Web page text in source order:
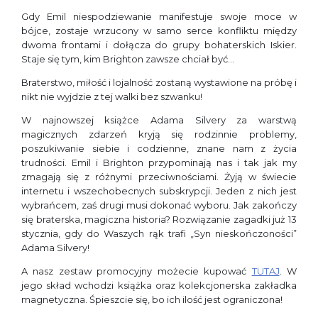
Gdy Emil niespodziewanie manifestuje swoje moce w
bójce, zostaje wrzucony w samo serce konfliktu między
dwoma frontami i dołącza do grupy bohaterskich Iskier.
Staje się tym, kim Brighton zawsze chciał być…
Braterstwo, miłość i lojalność zostaną wystawione na próbę i
nikt nie wyjdzie z tej walki bez szwanku!
W najnowszej książce Adama Silvery za warstwą
magicznych zdarzeń kryją się rodzinnie problemy,
poszukiwanie siebie i codzienne, znane nam z życia
trudności. Emil i Brighton przypominają nas i tak jak my
zmagają się z różnymi przeciwnościami. Żyją w świecie
internetu i wszechobecnych subskrypcji. Jeden z nich jest
wybrańcem, zaś drugi musi dokonać wyboru. Jak zakończy
się braterska, magiczna historia? Rozwiązanie zagadki już 13
stycznia, gdy do Waszych rąk trafi „Syn nieskończoności”
Adama Silvery!
A nasz zestaw promocyjny możecie kupowaćTUTAJ . W
jego skład wchodzi książka oraz kolekcjonerska zakładka
magnetyczna. Śpieszcie się, bo ich ilość jest ograniczona!